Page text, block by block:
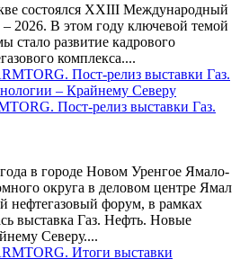
состоялся XXIII Международный
2026. В этом году ключевой темой
стало развитие кадрового
комплекса....
Пост-релиз выставки Газ.
в городе Новом Уренгое Ямало-
округа в деловом центре Ямал
нефтегазовый форум, в рамках
выставка Газ. Нефть. Новые
Северу....